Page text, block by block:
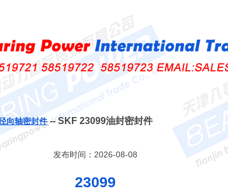
向轴密封件-- SKF 23099油封密封件
发布时间：2026-08-08
23099